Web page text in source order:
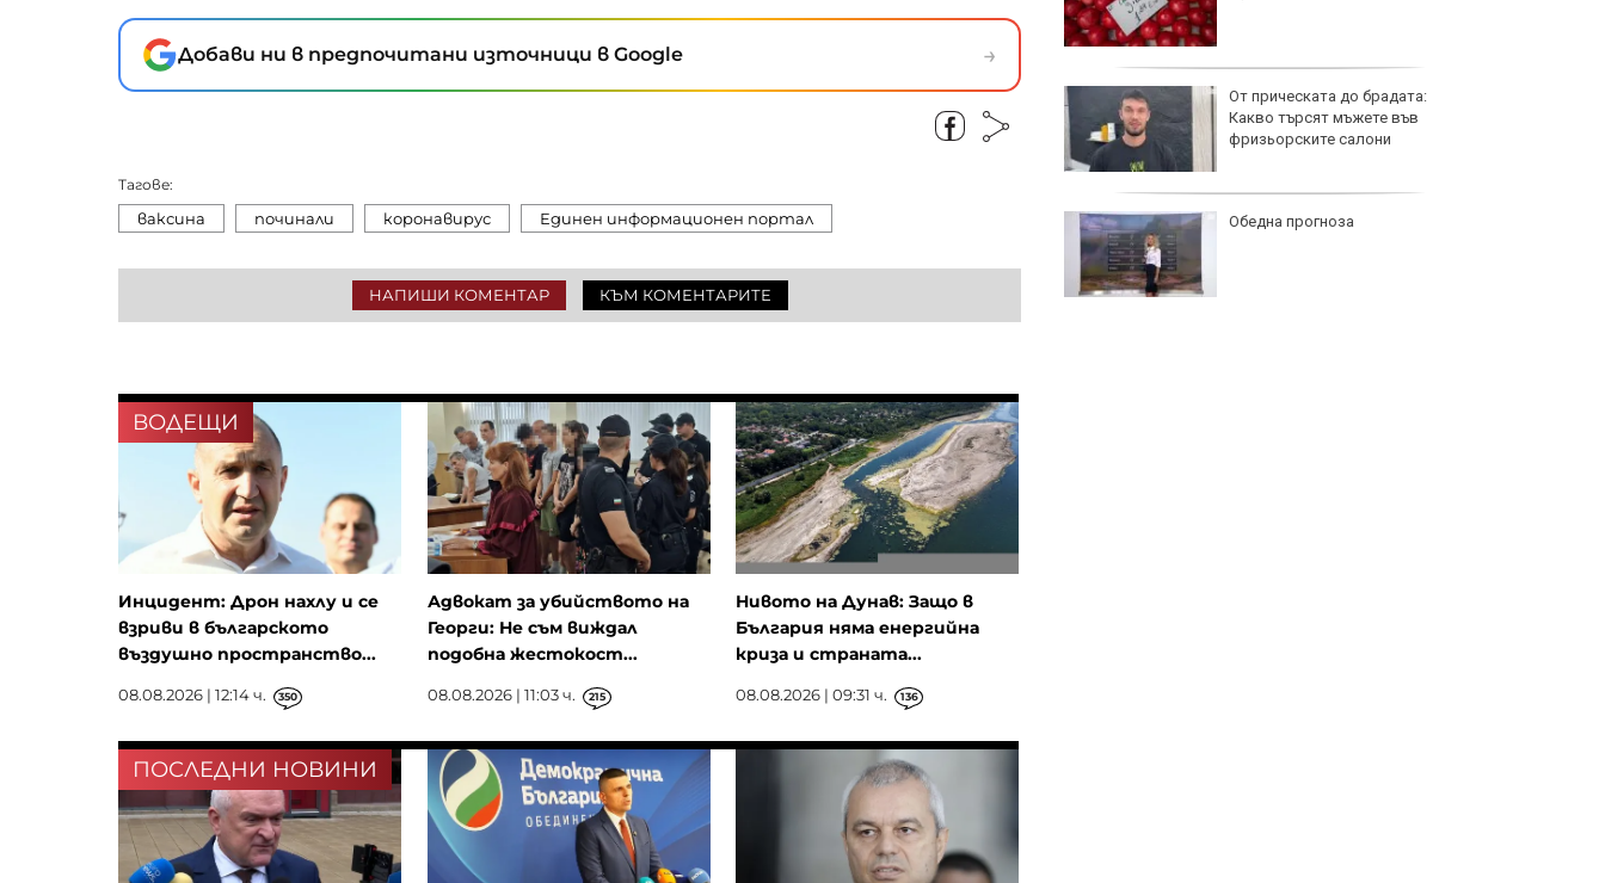
Добави ни в предпочитани източници в Google →
Тагове:
ваксина починали коронавирус Единен информационен портал
НАПИШИ КОМЕНТАР КЪМ КОМЕНТАРИТЕ
енергетика през зимата
Сенатът на САЩ прие
законопроект за разходите,
който игнорира призивите на
Румен Радев: Дрон е навлязъл на
взривил
От прическата до брадата:
Какво търсят мъжете във
фризьорските салони
Обедна прогноза
ВОДЕЩИ
Инцидент: Дрон нахлу и се
взриви в българското
въздушно пространство...
08.08.2026 | 12:14 ч. 350
Адвокат за убийството на
Георги: Не съм виждал
подобна жестокост...
08.08.2026 | 11:03 ч. 215
Нивото на Дунав: Защо в
България няма енергийна
криза и страната...
08.08.2026 | 09:31 ч. 136
ПОСЛЕДНИ НОВИНИ